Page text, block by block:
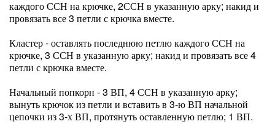
каждого ССН на крючке, 2ССН в указанную арку; накид и
провязать все 3 петли с крючка вместе.
Кластер - оставлять последнюю петлю каждого ССН на
крючке, 3 ССН в указанную арку; накид и провязать все 4
петли с крючка вместе.
Начальный попкорн - 3 ВП, 4 ССН в указанную арку;
вынуть крючок из петли и вставить в 3-ю ВП начальной
цепочки из 3-х ВП, протянуть оставленную петлю; 1 ВП.